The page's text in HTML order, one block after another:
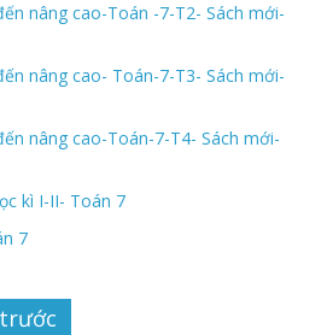
nâng cao-Toán -7-T2- Sách mới-
nâng cao- Toán-7-T3- Sách mới-
nâng cao-Toán-7-T4- Sách mới-
kì I-II- Toán 7
7